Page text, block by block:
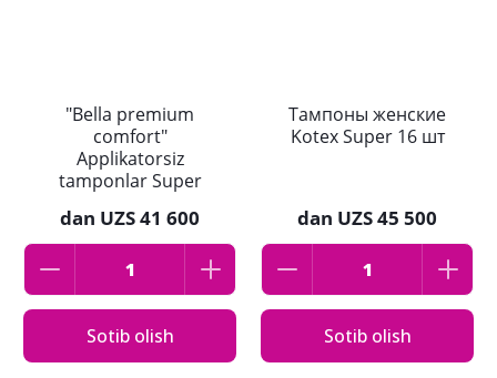
"Bella premium
comfort"
Applikatorsiz
tamponlar Super
qadoqda
dan UZS 41 600
Sotib olish
Тампоны женские
Kotex Super 16 шт
dan UZS 45 500
Sotib olish